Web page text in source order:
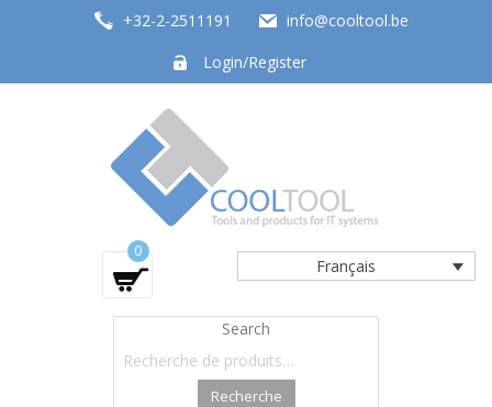
+32-2-2511191
info@cooltool.be
Login/Register
Tools and products for office systems
Français
0
Search
Recherche